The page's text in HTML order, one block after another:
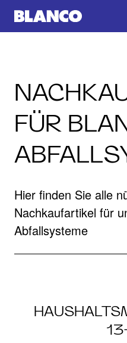
FÜR
Hier finden Sie alle
Nachkaufartikel für
Abfallsysteme